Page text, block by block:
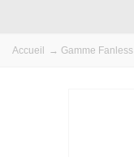
Accueil → Gamme Fanless